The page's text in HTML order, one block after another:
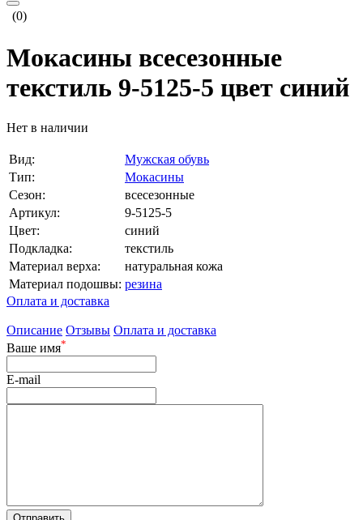
(0)
Мокасины всесезонные
текстиль 9-5125-5 цвет синий
Нет в наличии
Вид:
Мужская обувь
Тип:
Мокасины
Сезон:
всесезонные
Артикул:
9-5125-5
Цвет:
синий
Подкладка:
текстиль
Материал верха:
натуральная кожа
Материал подошвы: резина
Оплата и доставка
Описание Отзывы Оплата и доставка
Ваше имя*
E-mail